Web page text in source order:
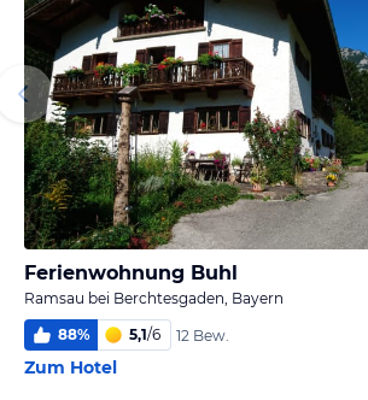
Ferienwohnung Buhl
Ramsau bei Berchtesgaden, Bayern
88% 5,1/6 12 Bew.
Zum Hotel